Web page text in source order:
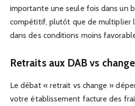
importante une seule fois dans un
compétitif, plutôt que de multiplier
dans des conditions moins
Retraits aux DAB vs
Le débat « retrait vs change »
votre établissement facture des